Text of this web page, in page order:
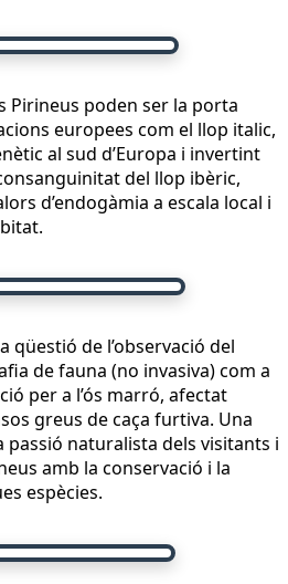
Pirineus poden ser la porta
europees com el llop italic,
al sud d’Europa i invertint
del llop ibèric,
d’endogàmia a escala local i
qüestió de l’observació del
de fauna (no invasiva) com a
per a l’ós marró, afectat
greus de caça furtiva. Una
passió naturalista dels visitants i
amb la conservació i la
espècies.